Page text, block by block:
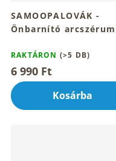
SAMOOPALOVÁK -
Önbarnító arcszérum
RAKTÁRON (>5 DB)
6 990 Ft
Kosárba